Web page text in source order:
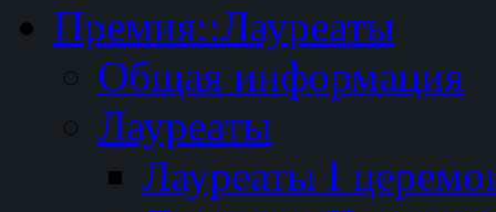
Премия::Лауреаты
Общая информация
Лауреаты
Лауреаты I